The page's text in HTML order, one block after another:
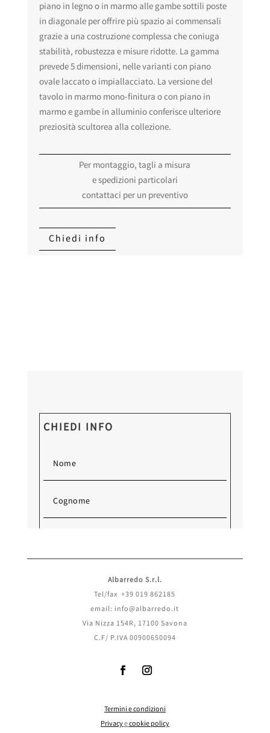
piano in legno o in marmo alle gambe sottili poste
in diagonale per offrire più spazio ai commensali
grazie a una costruzione complessa che coniuga
stabilità, robustezza e misure ridotte. La gamma
prevede 5 dimensioni, nelle varianti con piano
ovale laccato o impiallacciato. La versione del
tavolo in marmo mono-finitura o con piano in
marmo e gambe in alluminio conferisce ulteriore
preziosità scultorea alla collezione.
Per montaggio, tagli a misura
e spedizioni particolari
contattaci per un preventivo
Chiedi info
CHIEDI INFO
Albarredo S.r.l.
Tel/fax +39 019 862185
email: info@albarredo.it
Via Nizza 154R, 17100 Savona
C.F/ P.IVA 00900650094
Termini e condizioni
Privacyecookie policy